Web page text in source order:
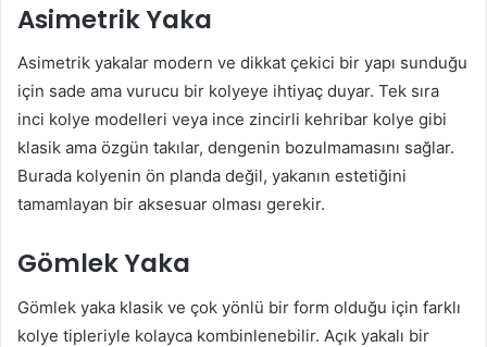
Asimetrik Yaka
Asimetrik yakalar modern ve dikkat çekici bir yapı sunduğu
için sade ama vurucu bir kolyeye ihtiyaç duyar. Tek sıra
inci kolye modelleri veya ince zincirli kehribar kolye gibi
klasik ama özgün takılar, dengenin bozulmamasını sağlar.
Burada kolyenin ön planda değil, yakanın estetiğini
tamamlayan bir aksesuar olması gerekir.
Gömlek Yaka
Gömlek yaka klasik ve çok yönlü bir form olduğu için farklı
kolye tipleriyle kolayca kombinlenebilir. Açık yakalı bir